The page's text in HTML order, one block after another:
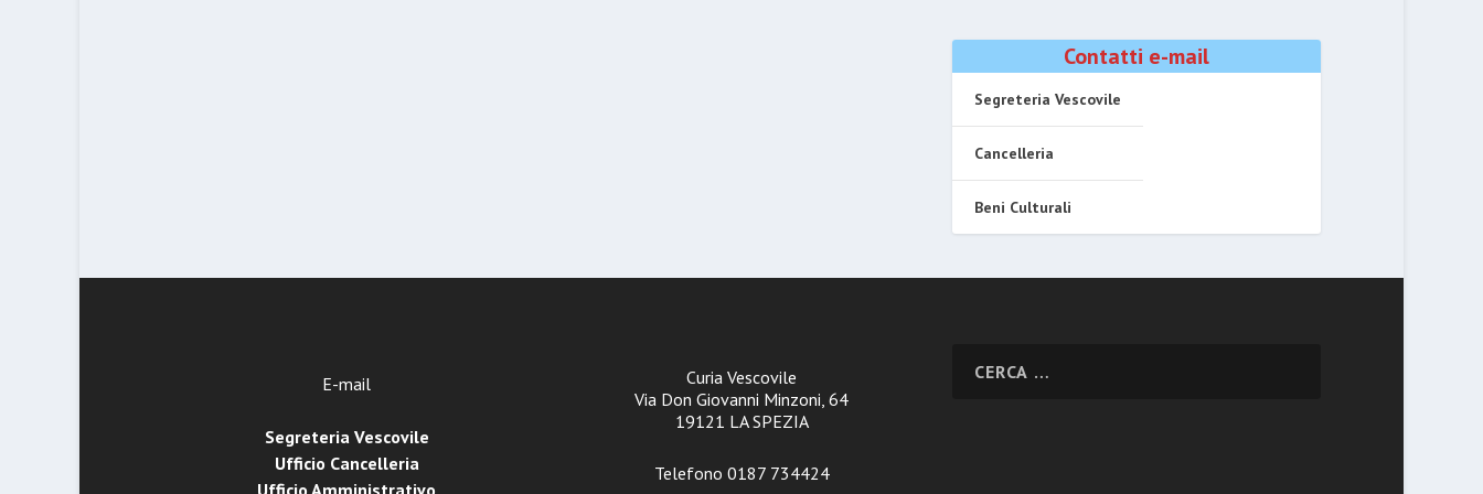
Contatti e-mail
Segreteria Vescovile
Cancelleria
Beni Culturali
E-mail
Segreteria Vescovile
Ufficio Cancelleria
Ufficio Amministrativo
Curia Vescovile
Via Don Giovanni Minzoni, 64
19121 LA SPEZIA
Telefono 0187 734424